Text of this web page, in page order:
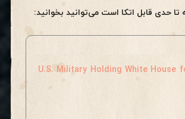
تا حدی قابل اتکا است می‌توانید بخوانید:
U.S. Military Holding White House